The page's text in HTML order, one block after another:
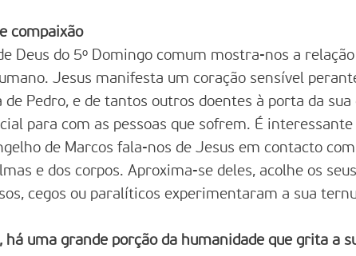
compaixão
Deus do 5º Domingo comum mostra-nos a
Jesus manifesta um coração sensível
de Pedro, e de tantos outros doentes à porta da
para com as pessoas que sofrem. É
de Marcos fala-nos de Jesus em contacto
e dos corpos. Aproxima-se deles, acolhe os
cegos ou paralíticos experimentaram a sua
há uma grande porção da humanidade que grita a